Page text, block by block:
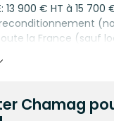
13 900 € HT à 15
la France (sauf
depuis une vingtaine
Still,
Hyster, Hangcha,
Chamag